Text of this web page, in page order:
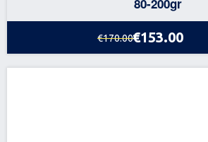
€170.00€153.00